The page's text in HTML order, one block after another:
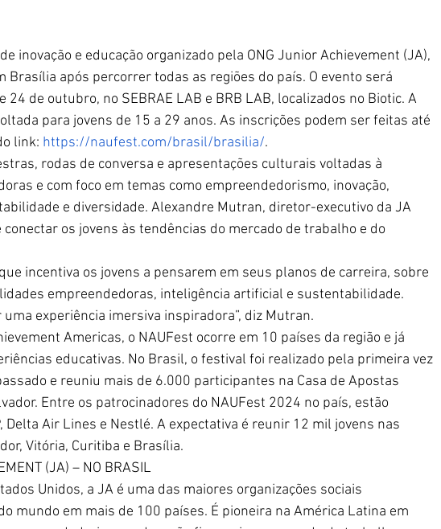
inovação e educação organizado pela ONG Junior Achievement (JA),
Brasília após percorrer todas as regiões do país. O evento será
24 de outubro, no SEBRAE LAB e BRB LAB, localizados no Biotic. A
para jovens de 15 a 29 anos. As inscrições podem ser feitas até
link: https://naufest.com/brasil/brasilia/.
rodas de conversa e apresentações culturais voltadas à
e com foco em temas como empreendedorismo, inovação,
e diversidade. Alexandre Mutran, diretor-executivo da JA
os jovens às tendências do mercado de trabalho e do
incentiva os jovens a pensarem em seus planos de carreira, sobre
empreendedoras, inteligência artificial e sustentabilidade.
experiência imersiva inspiradora”, diz Mutran.
Americas, o NAUFest ocorre em 10 países da região e já
educativas. No Brasil, o festival foi realizado pela primeira vez
e reuniu mais de 6.000 participantes na Casa de Apostas
Entre os patrocinadores do NAUFest 2024 no país, estão
Delta Air Lines e Nestlé. A expectativa é reunir 12 mil jovens nas
Vitória, Curitiba e Brasília.
(JA) – NO BRASIL
Unidos, a JA é uma das maiores organizações sociais
mundo em mais de 100 países. É pioneira na América Latina em